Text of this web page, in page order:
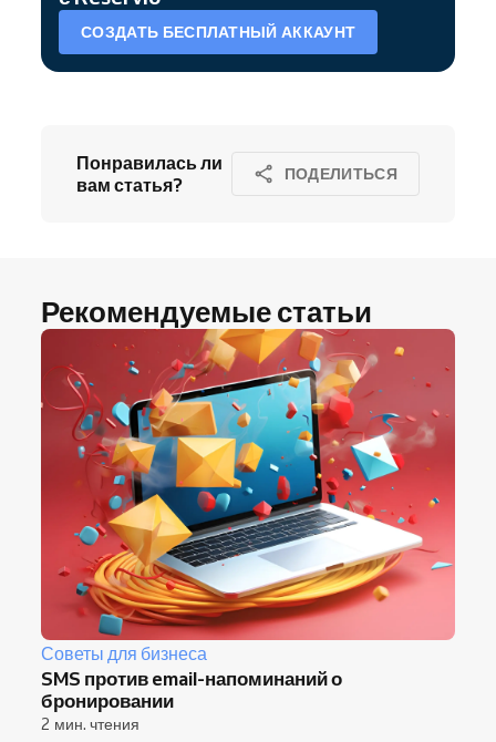
СОЗДАТЬ БЕСПЛАТНЫЙ АККАУНТ
Понравилась ли
вам статья?
ПОДЕЛИТЬСЯ
Рекомендуемые статьи
Советы для бизнеса
SMS против email-напоминаний о
бронировании
2 мин. чтения